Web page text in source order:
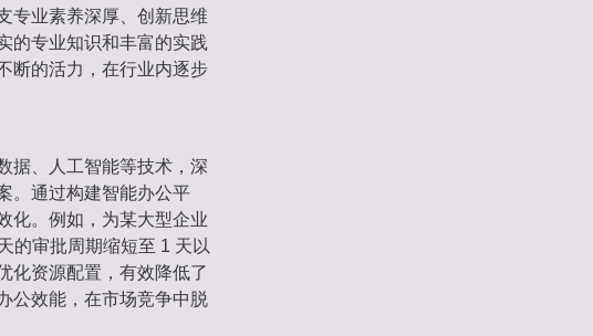
专业素养深厚、创新思维
的专业知识和丰富的实践
断的活力，在行业内逐步
据、人工智能等技术，深
。通过构建智能办公平
化。例如，为某大型企业
的审批周期缩短至 1 天以
化资源配置，有效降低了
公效能，在市场竞争中脱